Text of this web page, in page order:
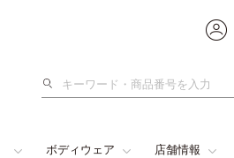
検
ボディウェア 店舗情報